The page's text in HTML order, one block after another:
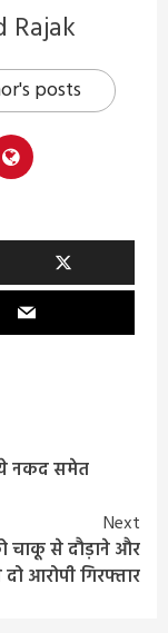
Rajak
posts
नकद समेत
Next
चाकू से दौड़ाने और
आरोपी गिरफ्तार